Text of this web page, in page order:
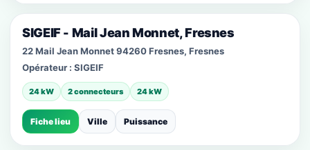
SIGEIF - Mail Jean Monnet, Fresnes
22 Mail Jean Monnet 94260 Fresnes, Fresnes
Opérateur : SIGEIF
24 kW 2 connecteurs 24 kW
Fiche lieu Ville Puissance